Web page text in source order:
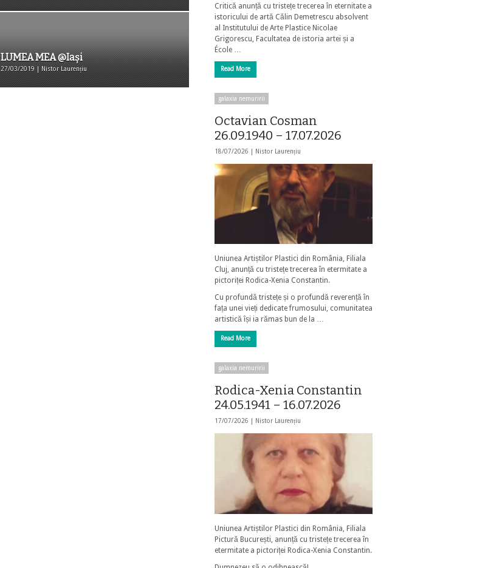
LUMEA MEA @Iași
27/03/2019 | Nistor Laurențiu
Critică anunță cu tristețe trecerea în eternitate a
istoricului de artă Călin Demetrescu absolvent
al Institutului de Arte Plastice Nicolae
Grigorescu, Facultatea de istoria artei și a
École …
Read More
galaxia nemuririi
Octavian Cosman
26.09.1940 – 17.07.2026
18/07/2026 | Nistor Laurențiu
Uniunea Artiștilor Plastici din România, Filiala
Cluj, anunță cu tristețe trecerea în etermitate a
pictoriței Rodica-Xenia Constantin.
Cu profundă tristețe și o profundă reverență în
fața unei vieți dedicate frumosului, comunitatea
artistică își ia rămas bun de la …
Read More
galaxia nemuririi
Rodica-Xenia Constantin
24.05.1941 – 16.07.2026
17/07/2026 | Nistor Laurențiu
Uniunea Artiștilor Plastici din România, Filiala
Pictură București, anunță cu tristețe trecerea în
etermitate a pictoriței Rodica-Xenia Constantin.